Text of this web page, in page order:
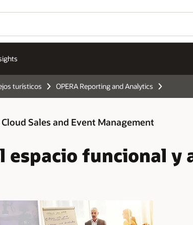
turísticos OPERA Reporting and Analytics
Sales and Event Management
espacio funcional y